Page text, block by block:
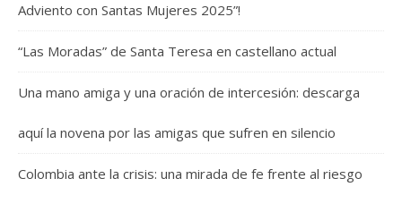
Adviento con Santas Mujeres 2025”!
“Las Moradas” de Santa Teresa en castellano actual
Una mano amiga y una oración de intercesión: descarga
aquí la novena por las amigas que sufren en silencio
Colombia ante la crisis: una mirada de fe frente al riesgo